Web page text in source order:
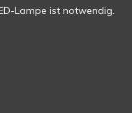
Lampe ist notwendig.